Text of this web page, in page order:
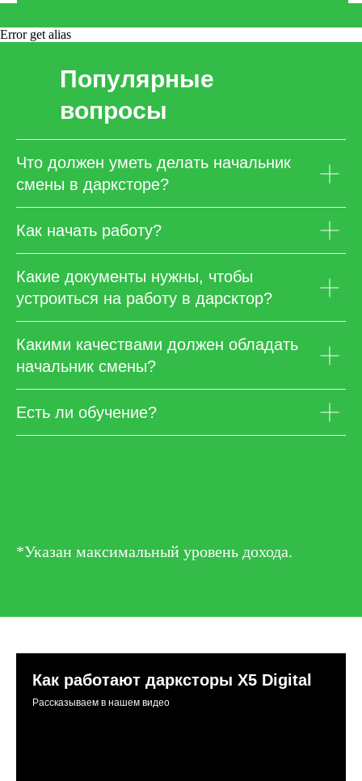
Error get alias
Популярные
вопросы
Что должен уметь делать начальник
смены в дарксторе?
Как начать работу?
Какие документы нужны, чтобы
устроиться на работу в дарсктор?
Какими качествами должен обладать
начальник смены?
Есть ли обучение?
*Указан максимальный уровень дохода.
Как работают дарксторы Х5 Digital
Рассказываем в нашем видео